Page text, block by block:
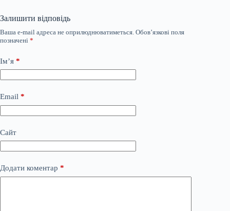
Залишити відповідь
Ваша e-mail адреса не оприлюднюватиметься. Обов’язкові поля
позначені *
Ім’я *
Email *
Сайт
Додати коментар *